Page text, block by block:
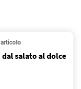
salato al dolce